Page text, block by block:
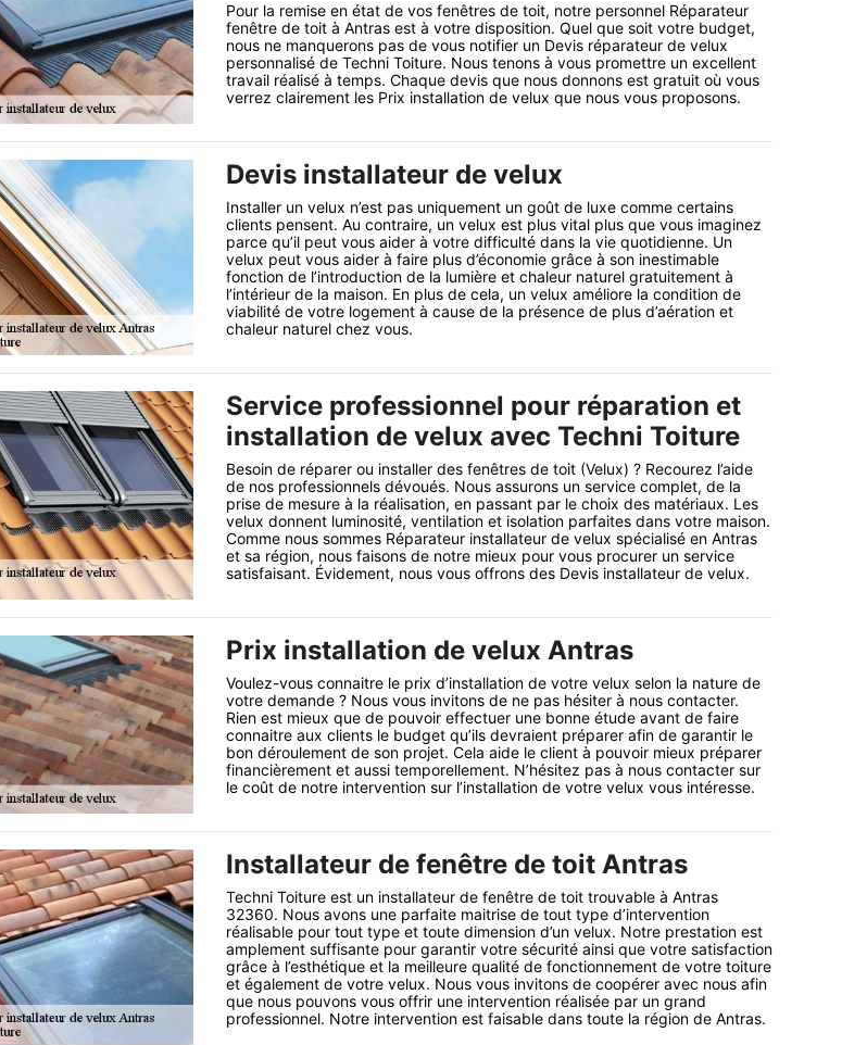
Pour la remise en état de vos fenêtres de toit, notre personnel Réparateur
fenêtre de toit à Antras est à votre disposition. Quel que soit votre budget,
nous ne manquerons pas de vous notifier un Devis réparateur de velux
personnalisé de Techni Toiture. Nous tenons à vous promettre un excellent
travail réalisé à temps. Chaque devis que nous donnons est gratuit où vous
verrez clairement les Prix installation de velux que nous vous proposons.
Devis installateur de velux
Installer un velux n’est pas uniquement un goût de luxe comme certains
clients pensent. Au contraire, un velux est plus vital plus que vous imaginez
parce qu’il peut vous aider à votre difficulté dans la vie quotidienne. Un
velux peut vous aider à faire plus d’économie grâce à son inestimable
fonction de l’introduction de la lumière et chaleur naturel gratuitement à
l’intérieur de la maison. En plus de cela, un velux améliore la condition de
viabilité de votre logement à cause de la présence de plus d’aération et
chaleur naturel chez vous.
Service professionnel pour réparation et
installation de velux avec Techni Toiture
Besoin de réparer ou installer des fenêtres de toit (Velux) ? Recourez l’aide
de nos professionnels dévoués. Nous assurons un service complet, de la
prise de mesure à la réalisation, en passant par le choix des matériaux. Les
velux donnent luminosité, ventilation et isolation parfaites dans votre maison.
Comme nous sommes Réparateur installateur de velux spécialisé en Antras
et sa région, nous faisons de notre mieux pour vous procurer un service
satisfaisant. Évidement, nous vous offrons des Devis installateur de velux.
Prix installation de velux Antras
Voulez-vous connaitre le prix d’installation de votre velux selon la nature de
votre demande ? Nous vous invitons de ne pas hésiter à nous contacter.
Rien est mieux que de pouvoir effectuer une bonne étude avant de faire
connaitre aux clients le budget qu’ils devraient préparer afin de garantir le
bon déroulement de son projet. Cela aide le client à pouvoir mieux préparer
financièrement et aussi temporellement. N’hésitez pas à nous contacter sur
le coût de notre intervention sur l’installation de votre velux vous intéresse.
Installateur de fenêtre de toit Antras
Techni Toiture est un installateur de fenêtre de toit trouvable à Antras
32360. Nous avons une parfaite maitrise de tout type d’intervention
réalisable pour tout type et toute dimension d’un velux. Notre prestation est
amplement suffisante pour garantir votre sécurité ainsi que votre satisfaction
grâce à l’esthétique et la meilleure qualité de fonctionnement de votre toiture
et également de votre velux. Nous vous invitons de coopérer avec nous afin
que nous pouvons vous offrir une intervention réalisée par un grand
professionnel. Notre intervention est faisable dans toute la région de Antras.